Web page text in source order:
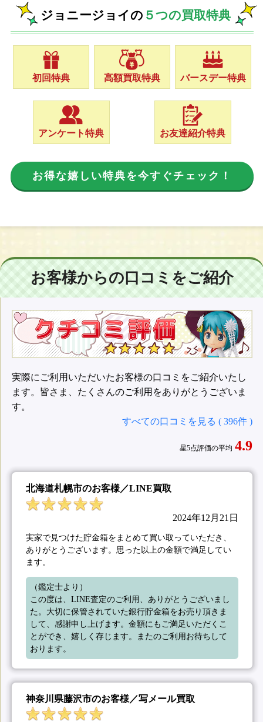
ジョニージョイの ５つの買取特典
初回特典 高額買取特典 バースデー特典
アンケート特典 お友達紹介特典
お得な嬉しい特典を今すぐチェック！
お客様からの口コミをご紹介
実際にご利用いただいたお客様の口コミをご紹介いたし
ます。皆さま、たくさんのご利用をありがとうございま
す。
すべての口コミを見る ( 396件 )
星5点評価の平均 4.9
北海道札幌市のお客様／LINE買取
2024年12月21日
実家で見つけた貯金箱をまとめて買い取っていただき、
ありがとうございます。思った以上の金額で満足してい
ます。
（鑑定士より）
この度は、LINE査定のご利用、ありがとうございまし
た。大切に保管されていた銀行貯金箱をお売り頂きま
して、感謝申し上げます。金額にもご満足いただくこ
とができ、嬉しく存じます。またのご利用お待ちして
おります。
神奈川県藤沢市のお客様／写メール買取